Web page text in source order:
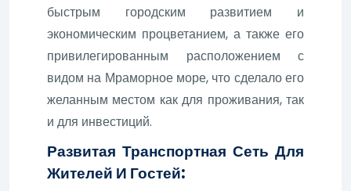
быстрым городским развитием и
экономическим процветанием, а также его
привилегированным расположением с
видом на Мраморное море, что сделало его
желанным местом как для проживания, так
и для инвестиций.
Развитая Транспортная Сеть Для
Жителей И Гостей: